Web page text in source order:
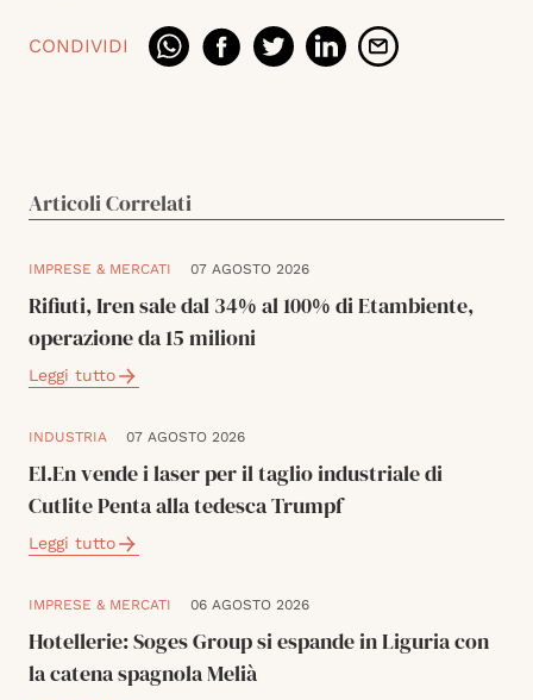
CONDIVIDI
Articoli Correlati
IMPRESE & MERCATI 07 AGOSTO 2026
Rifiuti, Iren sale dal 34% al 100% di Etambiente,
operazione da 15 milioni
Leggi tutto
INDUSTRIA 07 AGOSTO 2026
El.En vende i laser per il taglio industriale di
Cutlite Penta alla tedesca Trumpf
Leggi tutto
IMPRESE & MERCATI 06 AGOSTO 2026
Hotellerie: Soges Group si espande in Liguria con
la catena spagnola Melià